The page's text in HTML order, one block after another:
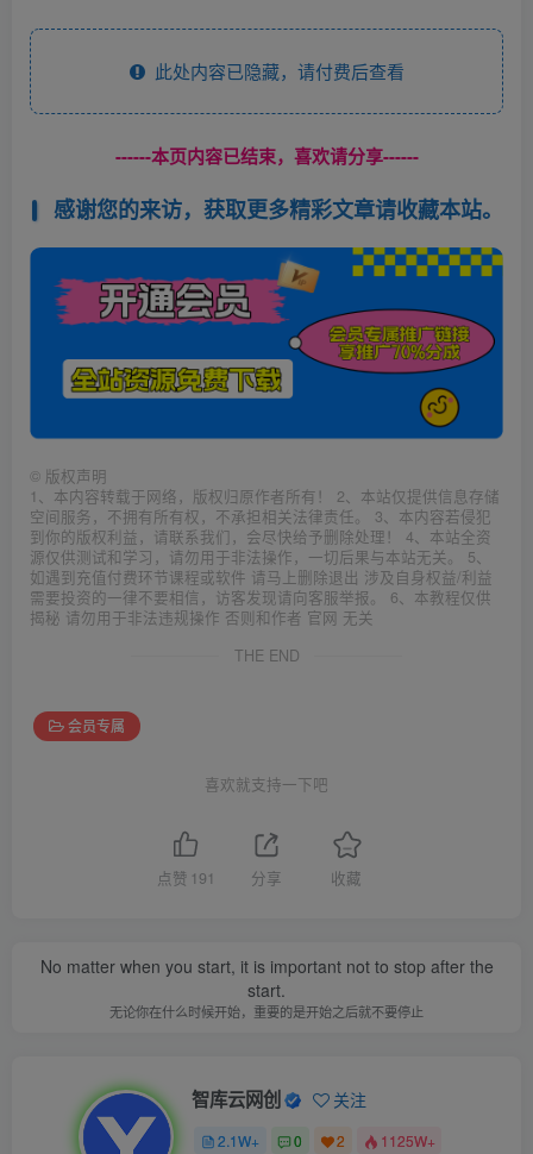
此处内容已隐藏，请付费后查看
------本页内容已结束，喜欢请分享------
感谢您的来访，获取更多精彩文章请收藏本站。
© 版权声明
1、本内容转载于网络，版权归原作者所有！ 2、本站仅提供信息存储
空间服务，不拥有所有权，不承担相关法律责任。 3、本内容若侵犯
到你的版权利益，请联系我们，会尽快给予删除处理！ 4、本站全资
源仅供测试和学习，请勿用于非法操作，一切后果与本站无关。 5、
如遇到充值付费环节课程或软件 请马上删除退出 涉及自身权益/利益
需要投资的一律不要相信，访客发现请向客服举报。 6、本教程仅供
揭秘 请勿用于非法违规操作 否则和作者 官网 无关
THE END
会员专属
喜欢就支持一下吧
点赞 191 分享 收藏
No matter when you start, it is important not to stop after the
start.
无论你在什么时候开始，重要的是开始之后就不要停止
智库云网创 关注
2.1W+ 0 2 1125W+